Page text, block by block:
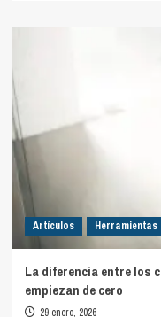
Artículos Herramientas
La diferencia entre los
empiezan de cero
29 enero, 2026